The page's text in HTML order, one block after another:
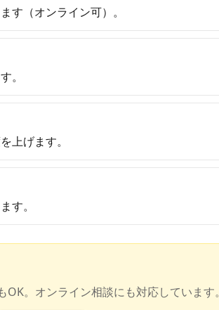
す（オンライン可）。
。
上げます。
す。
。オンライン相談にも対応しています。